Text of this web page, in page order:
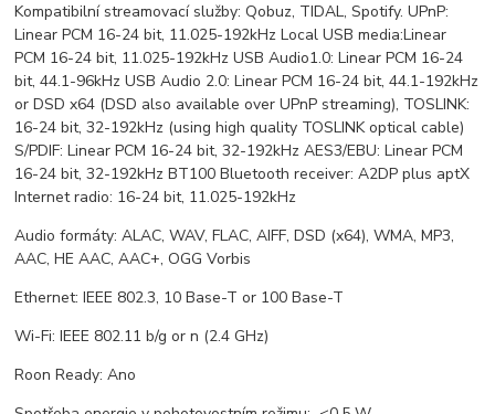
Kompatibilní streamovací služby: Qobuz, TIDAL, Spotify. UPnP:
Linear PCM 16-24 bit, 11.025-192kHz Local USB media:Linear
PCM 16-24 bit, 11.025-192kHz USB Audio1.0: Linear PCM 16-24
bit, 44.1-96kHz USB Audio 2.0: Linear PCM 16-24 bit, 44.1-192kHz
or DSD x64 (DSD also available over UPnP streaming), TOSLINK:
16-24 bit, 32-192kHz (using high quality TOSLINK optical cable)
S/PDIF: Linear PCM 16-24 bit, 32-192kHz AES3/EBU: Linear PCM
16-24 bit, 32-192kHz BT100 Bluetooth receiver: A2DP plus aptX
Internet radio: 16-24 bit, 11.025-192kHz
Audio formáty: ALAC, WAV, FLAC, AIFF, DSD (x64), WMA, MP3,
AAC, HE AAC, AAC+, OGG Vorbis
Ethernet: IEEE 802.3, 10 Base-T or 100 Base-T
Wi-Fi: IEEE 802.11 b/g or n (2.4 GHz)
Roon Ready: Ano